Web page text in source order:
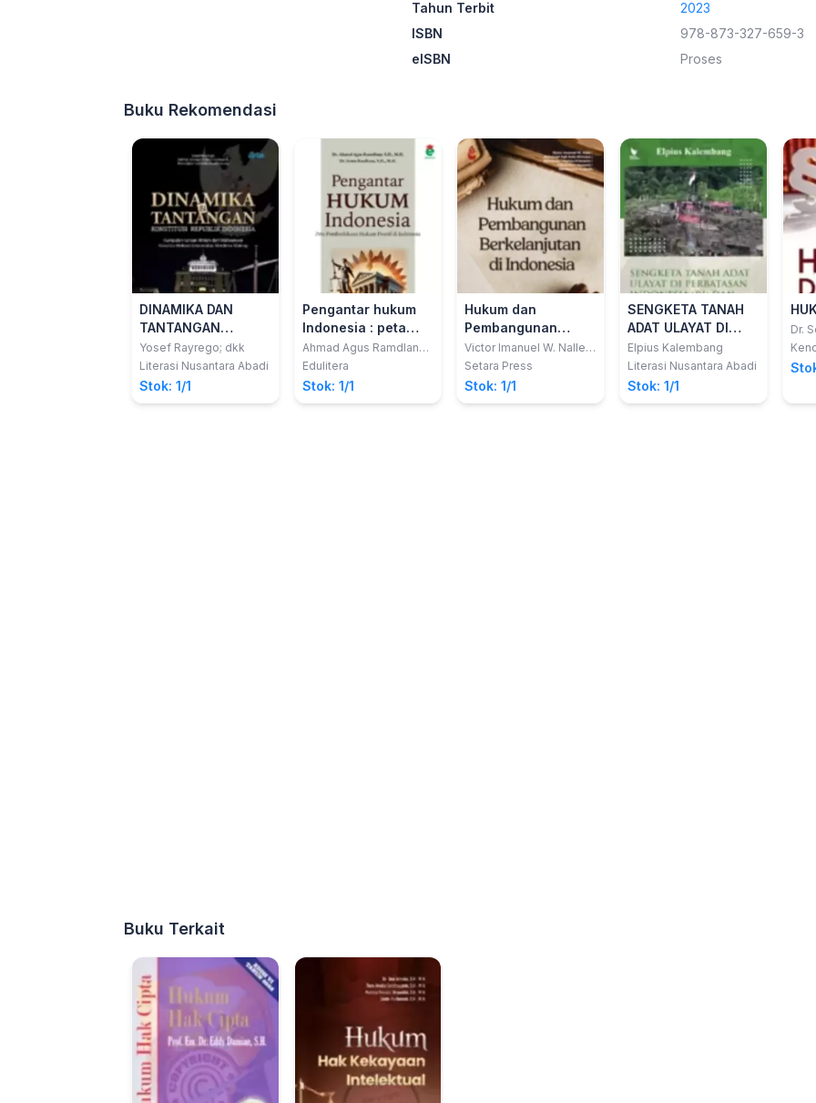
Tahun Terbit
2023
ISBN
978-873-327-659-3
eISBN
Proses
Buku Rekomendasi
DINAMIKA DAN
TANTANGAN
KONSTITUSI
REPUBLIK
INDONESIA
(Kumpulan Tulisan
Yosef Rayrego; dkk
Literasi Nusantara Abadi
Stok: 1/1
Pengantar hukum
Indonesia : peta
pemberlakuan
hukum positif di
Indonesia
Ahmad Agus Ramdlany;
Erma Rusdiana
Edulitera
Stok: 1/1
Hukum dan
Pembangunan
Berkelanjutan di
Indonesia
Victor Imanuel W. Nalle,
dkk.
Setara Press
Stok: 1/1
SENGKETA TANAH
ADAT ULAYAT DI
PERBATASAN
INDONESIA (RI) DAN
REPUBLIK
DEMOKRATIK TIMOR
Elpius Kalembang
Literasi Nusantara Abadi
Stok: 1/1
Dr.
Buku Terkait